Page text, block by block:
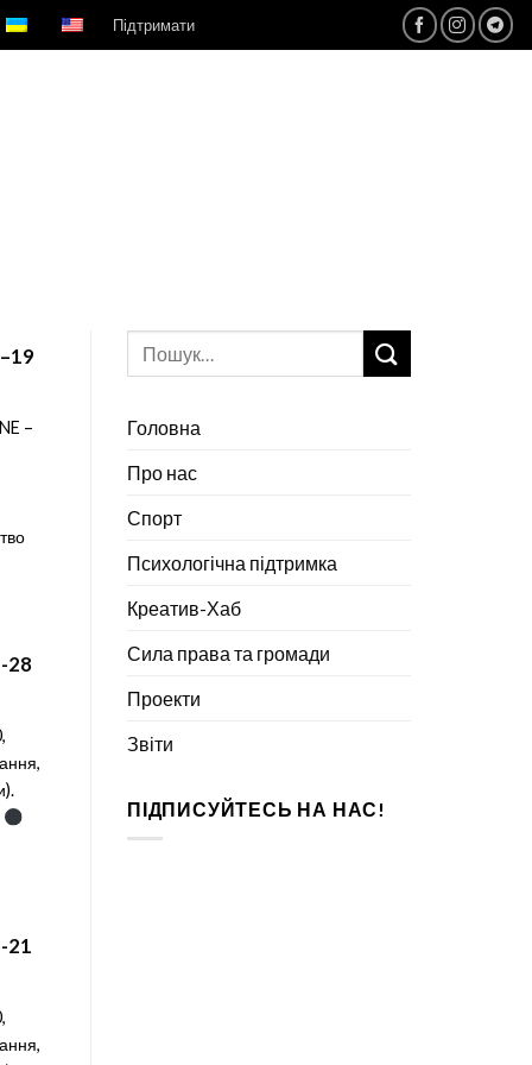
Підтримати
–
28
21
Головна
Про нас
Спорт
Психологічна підтримка
Креатив-Хаб
Сила права та громади
Проекти
Звіти
ПІДПИСУЙТЕСЬ НА НАС!